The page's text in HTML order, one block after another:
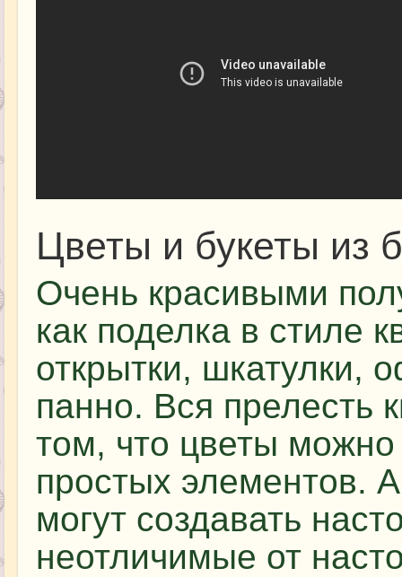
Цветы и букеты из
Очень красивыми
как поделка в стиле
открытки, шкатулки,
панно. Вся прелесть
том, что цветы
простых элементов.
могут создавать
неотличимые от